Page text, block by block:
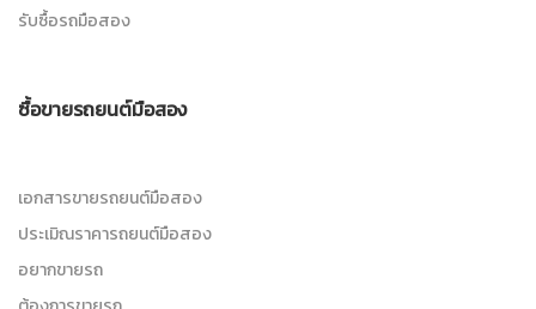
รับซื้อรถมือสอง
ซื้อขายรถยนต์มือสอง
เอกสารขายรถยนต์มือสอง
ประเมิณราคารถยนต์มือสอง
อยากขายรถ